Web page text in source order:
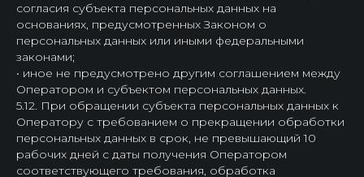
согласия субъекта персональных данных на
основаниях, предусмотренных Законом о
персональных данных или иными федеральными
законами;
• иное не предусмотрено другим соглашением между
Оператором и субъектом персональных данных.
5.12. При обращении субъекта персональных данных к
Оператору с требованием о прекращении обработки
персональных данных в срок, не превышающий 10
рабочих дней с даты получения Оператором
соответствующего требования, обработка